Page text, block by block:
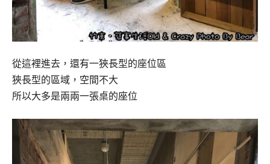
從這裡進去，還有一狹長型的座位區
狹長型的區域，空間不大
所以大多是兩兩一張桌的座位